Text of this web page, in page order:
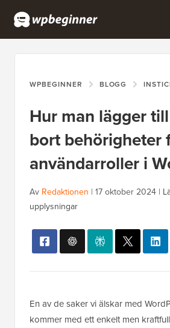
WPBEGINNER BLOGG
Hur man lägger
bort behörigheter
användarroller i
Av Redaktionen | 17 oktober 2024 |
upplysningar
En av de saker vi älskar med
kommer med ett enkelt men